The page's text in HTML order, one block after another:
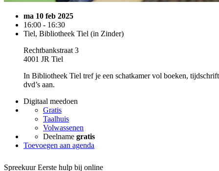
ma 10 feb 2025
16:00 - 16:30
Tiel, Bibliotheek Tiel (in Zinder)
Rechtbankstraat 3
4001 JR Tiel
In Bibliotheek Tiel tref je een schatkamer vol boeken,
dvd’s aan.
Digitaal meedoen
Gratis
Taalhuis
Volwassenen
Deelname gratis
Toevoegen aan agenda
Spreekuur Eerste hulp bij online